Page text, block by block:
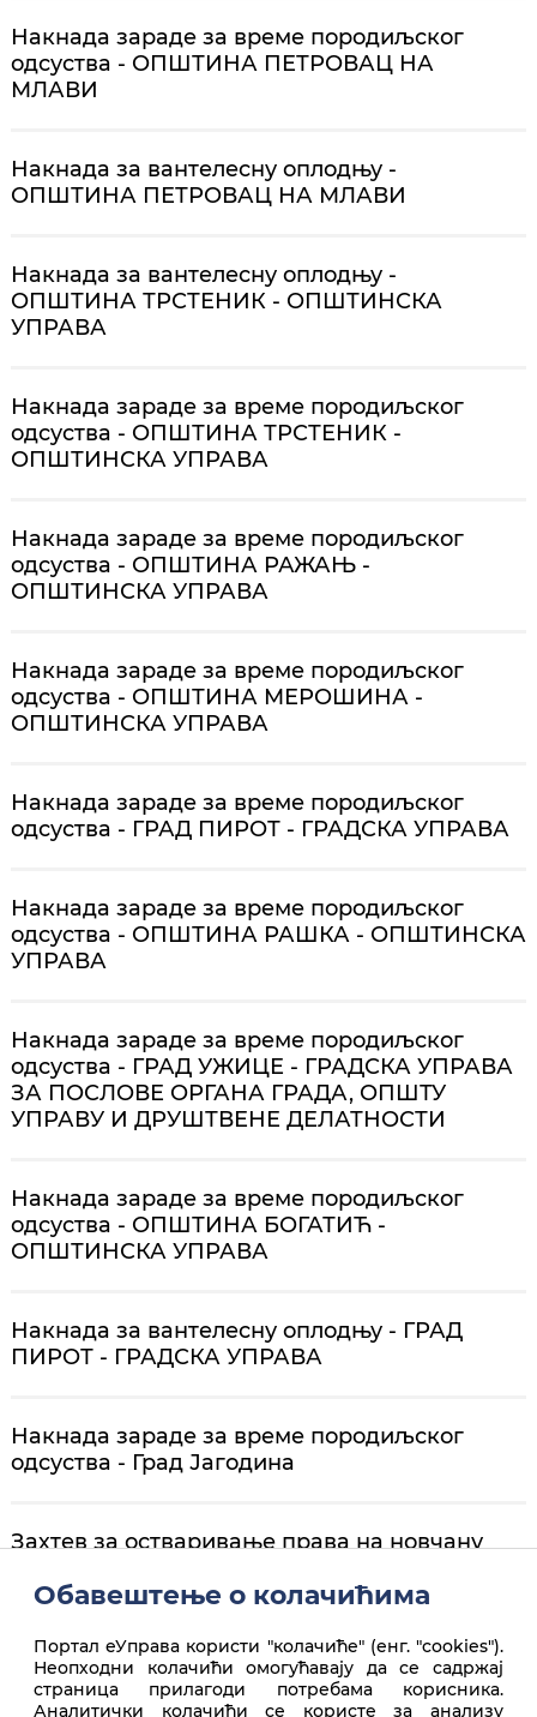
Накнада зараде за време породиљског
одсуства - ОПШТИНА ПЕТРОВАЦ НА
МЛАВИ
Накнада за вантелесну оплодњу -
ОПШТИНА ПЕТРОВАЦ НА МЛАВИ
Накнада за вантелесну оплодњу -
ОПШТИНА ТРСТЕНИК - ОПШТИНСКА
УПРАВА
Накнада зараде за време породиљског
одсуства - ОПШТИНА ТРСТЕНИК -
ОПШТИНСКА УПРАВА
Накнада зараде за време породиљског
одсуства - ОПШТИНА РАЖАЊ -
ОПШТИНСКА УПРАВА
Накнада зараде за време породиљског
одсуства - ОПШТИНА МЕРОШИНА -
ОПШТИНСКА УПРАВА
Накнада зараде за време породиљског
одсуства - ГРАД ПИРОТ - ГРАДСКА УПРАВА
Накнада зараде за време породиљског
одсуства - ОПШТИНА РАШКА - ОПШТИНСКА
УПРАВА
Накнада зараде за време породиљског
одсуства - ГРАД УЖИЦЕ - ГРАДСКА УПРАВА
ЗА ПОСЛОВЕ ОРГАНА ГРАДА, ОПШТУ
УПРАВУ И ДРУШТВЕНЕ ДЕЛАТНОСТИ
Накнада зараде за време породиљског
одсуства - ОПШТИНА БОГАТИЋ -
ОПШТИНСКА УПРАВА
Накнада за вантелесну оплодњу - ГРАД
ПИРОТ - ГРАДСКА УПРАВА
Накнада зараде за време породиљског
одсуства - Град Јагодина
Захтев за остваривање права на новчану
Обавештење о колачићима
Портал еУправа користи "колачиће" (енг. "cookies").
Неопходни колачићи омогућавају да се садржај
страница прилагоди потребама корисника.
Аналитички колачићи се користе за анализу